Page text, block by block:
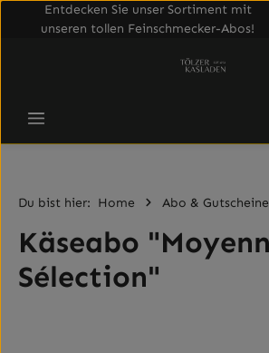
Entdecken Sie unser Sortiment mit
unseren tollen Feinschmecker-Abos!
Du bist hier: Home Abo & Gutscheine
Käseabo
Sélection"